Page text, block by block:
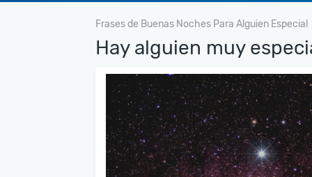
Frases de Buenas Noches Para Alguien Especial
Hay alguien muy